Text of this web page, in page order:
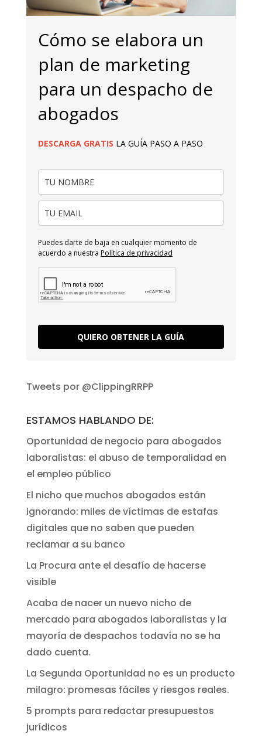
Cómo se elabora un
plan de marketing
para un despacho de
abogados
DESCARGA GRATIS LA GUÍA PASO A PASO
Puedes darte de baja en cualquier momento de
acuerdo a nuestra Política de privacidad
QUIERO OBTENER LA GUÍA
Tweets por @ClippingRRPP
ESTAMOS HABLANDO DE:
Oportunidad de negocio para abogados
laboralistas: el abuso de temporalidad en
el empleo público
El nicho que muchos abogados están
ignorando: miles de víctimas de estafas
digitales que no saben que pueden
reclamar a su banco
La Procura ante el desafío de hacerse
visible
Acaba de nacer un nuevo nicho de
mercado para abogados laboralistas y la
mayoría de despachos todavía no se ha
dado cuenta.
La Segunda Oportunidad no es un producto
milagro: promesas fáciles y riesgos reales.
5 prompts para redactar presupuestos
jurídicos